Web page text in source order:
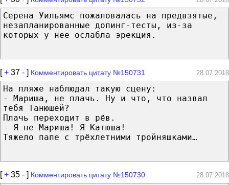
Серена Уильямс пожаловалась на предвзятые,
незапланированные допинг-тесты, из-за
которых у нее ослабла эрекция.
[+ 37 - ] Комментировать цитату №150731 28.07.2018
На пляже наблюдал такую сцену:
- Мариша, не плачь. Ну и что, что назвал
тебя Танюшей?
Плачь переходит в рёв.
- Я не Мариша! Я Катюша!
Тяжело папе с трёхлетними тройняшками…
[+ 35 - ] Комментировать цитату №150730 28.07.2018